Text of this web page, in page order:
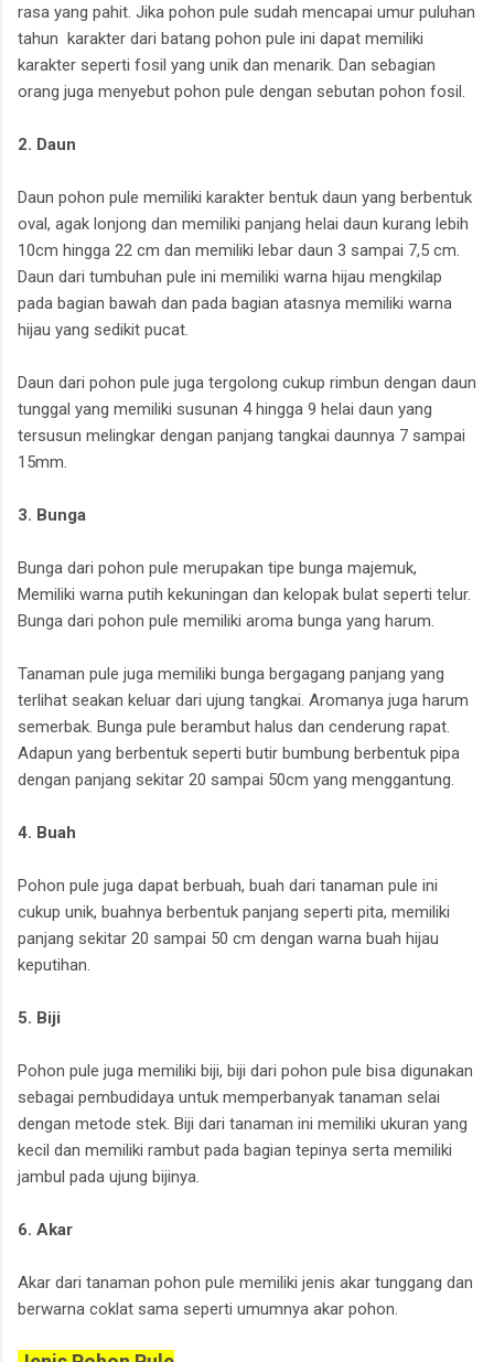
rasa yang pahit. Jika pohon pule sudah mencapai umur puluhan
tahun karakter dari batang pohon pule ini dapat memiliki
karakter seperti fosil yang unik dan menarik. Dan sebagian
orang juga menyebut pohon pule dengan sebutan pohon fosil.
2. Daun
Daun pohon pule memiliki karakter bentuk daun yang berbentuk
oval, agak lonjong dan memiliki panjang helai daun kurang lebih
10cm hingga 22 cm dan memiliki lebar daun 3 sampai 7,5 cm.
Daun dari tumbuhan pule ini memiliki warna hijau mengkilap
pada bagian bawah dan pada bagian atasnya memiliki warna
hijau yang sedikit pucat.
Daun dari pohon pule juga tergolong cukup rimbun dengan daun
tunggal yang memiliki susunan 4 hingga 9 helai daun yang
tersusun melingkar dengan panjang tangkai daunnya 7 sampai
15mm.
3. Bunga
Bunga dari pohon pule merupakan tipe bunga majemuk,
Memiliki warna putih kekuningan dan kelopak bulat seperti telur.
Bunga dari pohon pule memiliki aroma bunga yang harum.
Tanaman pule juga memiliki bunga bergagang panjang yang
terlihat seakan keluar dari ujung tangkai. Aromanya juga harum
semerbak. Bunga pule berambut halus dan cenderung rapat.
Adapun yang berbentuk seperti butir bumbung berbentuk pipa
dengan panjang sekitar 20 sampai 50cm yang menggantung.
4. Buah
Pohon pule juga dapat berbuah, buah dari tanaman pule ini
cukup unik, buahnya berbentuk panjang seperti pita, memiliki
panjang sekitar 20 sampai 50 cm dengan warna buah hijau
keputihan.
5. Biji
Pohon pule juga memiliki biji, biji dari pohon pule bisa digunakan
sebagai pembudidaya untuk memperbanyak tanaman selai
dengan metode stek. Biji dari tanaman ini memiliki ukuran yang
kecil dan memiliki rambut pada bagian tepinya serta memiliki
jambul pada ujung bijinya.
6. Akar
Akar dari tanaman pohon pule memiliki jenis akar tunggang dan
berwarna coklat sama seperti umumnya akar pohon.